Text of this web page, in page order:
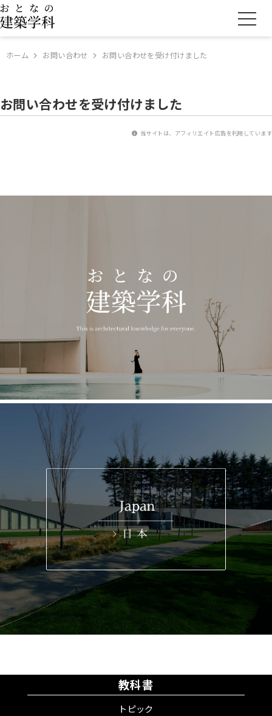
ホーム お問い合わせ お問い合わせを受け付けました
お問い合わせを受け付けました
当サイトは、アフィリエイト広告を利用しています
教科書
トピック